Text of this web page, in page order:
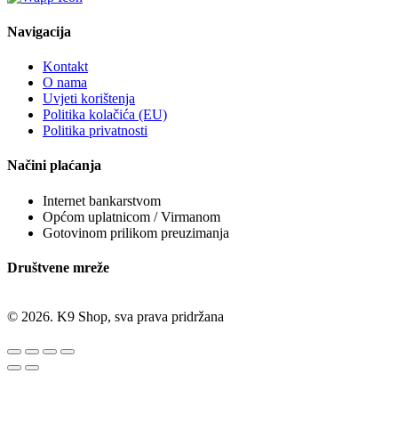
Navigacija
Kontakt
O nama
Uvjeti korištenja
Politika kolačića (EU)
Politika privatnosti
Načini plaćanja
Internet bankarstvom
Općom uplatnicom / Virmanom
Gotovinom prilikom preuzimanja
Društvene mreže
© 2026. K9 Shop, sva prava pridržana